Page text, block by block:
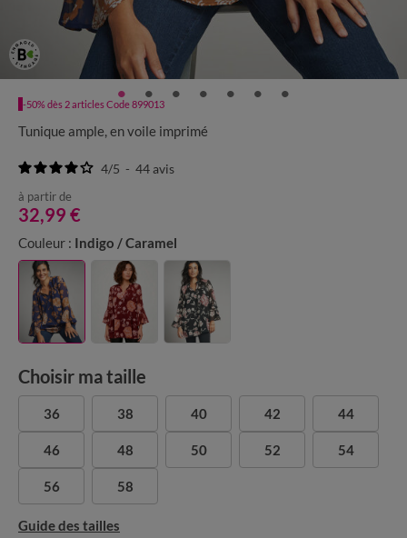
-50% dès 2 articles Code 899013
Tunique ample, en voile imprimé
4/5 - 44avis
à partir de
32,99 €
Couleur : Indigo / Caramel
Choisir ma taille
36 38 40 42 44
46 48 50 52 54
56 58
Guide des tailles